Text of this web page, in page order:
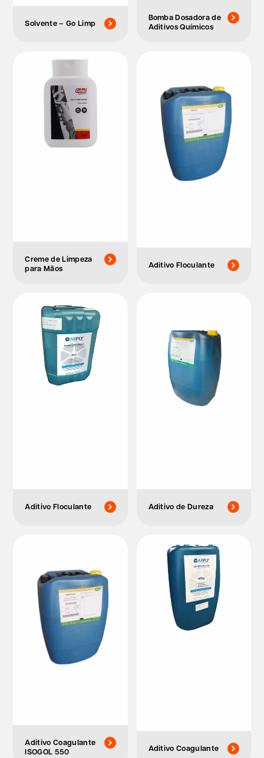
Solvente – Go Limp
Bomba Dosadora de
Aditivos Químicos
Creme de Limpeza
para Mãos
Aditivo Floculante
Aditivo Floculante Aditivo de Dureza
Aditivo Coagulante
ISOGOL 550
Aditivo Coagulante